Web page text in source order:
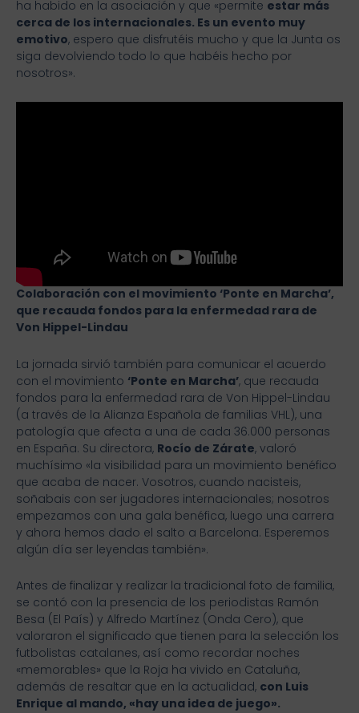
ha habido en la asociación y que «permite estar más
cerca de los internacionales. Es un evento muy
emotivo, espero que disfrutéis mucho y que la Junta os
siga devolviendo todo lo que habéis hecho por
nosotros».
Colaboración con el movimiento ‘Ponte en Marcha’,
que recauda fondos para la enfermedad rara de
Von Hippel-Lindau
La jornada sirvió también para comunicar el acuerdo
con el movimiento ‘Ponte en Marcha’, que recauda
fondos para la enfermedad rara de Von Hippel-Lindau
(a través de la Alianza Española de familias VHL), una
patología que afecta a una de cada 36.000 personas
en España. Su directora, Rocío de Zárate, valoró
muchísimo «la visibilidad para un movimiento benéfico
que acaba de nacer. Vosotros, cuando nacisteis,
soñabais con ser jugadores internacionales; nosotros
empezamos con una gala benéfica, luego una carrera
y ahora hemos dado el salto a Barcelona. Esperemos
algún día ser leyendas también».
Antes de finalizar y realizar la tradicional foto de familia,
se contó con la presencia de los periodistas Ramón
Besa (El País) y Alfredo Martínez (Onda Cero), que
valoraron el significado que tienen para la selección los
futbolistas catalanes, así como recordar noches
«memorables» que la Roja ha vivido en Cataluña,
además de resaltar que en la actualidad, con Luis
Enrique al mando, «hay una idea de juego».